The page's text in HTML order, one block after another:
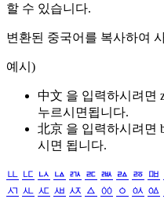
할 수 있습니다.
변환된 중국어를 복사하여
예시)
中文 을 입력하시려면
누르시면됩니다.
北京 을 입력하시려면
시면 됩니다.
ㅥ ㅦ ㅧ ㅨ ㅩ ㅪ ㅫ ㅬ ㅭ ㅮ
ㅺ ㅻ ㅼ ㅽ ㅾ ㅿ ㆀ ㆁ ㆂ ㆃ